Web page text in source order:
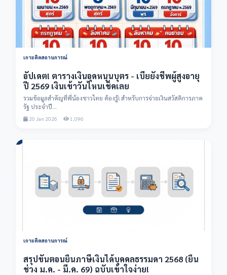
เกาะติดสถานการณ์
อัปเดต! ตารางเงินอุดหนุนบุตร - เบี้ยยังชีพผู้สูงอายุ
ปี 2569 เงินเข้าวันไหนเช็คเลย
รวมข้อมูลสำคัญที่พี่น้องชาวไทย ต้องรู้! สำหรับการจ่ายเงินสวัสดิการภาค
รัฐ ประจำปี...
20 Jan 2026 1,096
เกาะติดสถานการณ์
สรุปขั้นตอนยื่นภาษีเงินได้บุคคลธรรมดา 2568 (ยื่น
ช่วง ม.ค. - มี.ค. 69) ฉบับเข้าใจง่าย!